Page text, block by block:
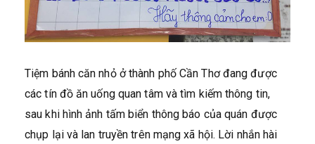
Tiệm bánh căn nhỏ ở thành phố Cần Thơ đang được
các tín đồ ăn uống quan tâm và tìm kiếm thông tin,
sau khi hình ảnh tấm biển thông báo của quán được
chụp lại và lan truyền trên mạng xã hội. Lời nhắn hài